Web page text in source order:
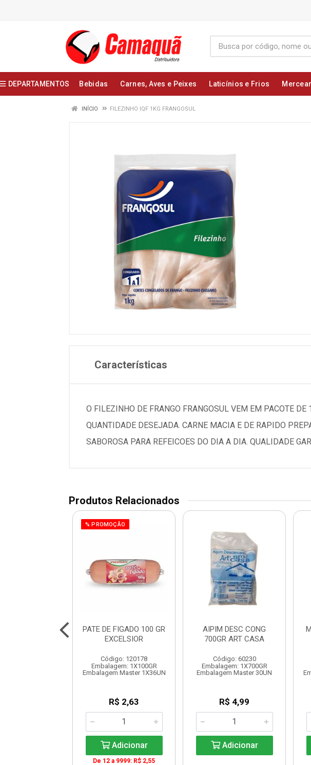
DEPARTAMENTOS Bebidas Carnes, Aves e Peixes Laticínios e Frios
INÍCIO FILEZINHO IQF 1KG FRANGOSUL
Características
O FILEZINHO DE FRANGO FRANGOSUL VEM EM PACOTE
QUANTIDADE DESEJADA. CARNE MACIA E DE RAPIDO
SABOROSA PARA REFEICOES DO DIA A DIA. QUALIDADE
Produtos Relacionados
% PROMOÇÃO
PATE DE FIGADO 100 GR
EXCELSIOR
Código: 120178
Embalagem: 1X100GR
Embalagem Master 1X36UN
R$ 2,63
Adicionar
De 12 a 9999: R$ 2,55
AIPIM DESC CONG
700GR ART CASA
Código: 60230
Embalagem: 1X700GR
Embalagem Master 30UN
R$ 4,99
Adicionar